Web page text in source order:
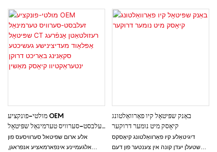
דורך אידענטיטעט קאַרטל/פּאַספּאָרט,
סאציאלער פאַרזיכערונג קאַרטל, פאַציאַל
מיט לעבן דעטעקשאַן, וואָס ענשורז אַז אַ
פּאַציענט איז אַן עכטער מענטש און דער
ריכטיקער מענטש.
קאנסולטאציע פראגרעס ווייזונג, טיקעט
ארויסגעבן, טעסט באריכט דרוקן ביז
מולטי-פונקציע OEM
זעלבסט-סערוויס טערמינאַל שפּיטאָל
CT רעזולטאַטן אָנפֿרעג אַפּלאָוד
מעדיצינישע געשיכטע סקאַנינג
אלע ארום שפיטאל סערוויסעס פון
אלגעמיינע אינפארמאציע אנפראגן,
באַנק שפּיטאָל קיו פאַרוואַלטונג
קיאָסק מיט נומער דרוקער
דיגיטאַלע קיו פאַרוואַלטונג קיאָסקס
שטעלן יעדן קונה אין צענטער פון דעם